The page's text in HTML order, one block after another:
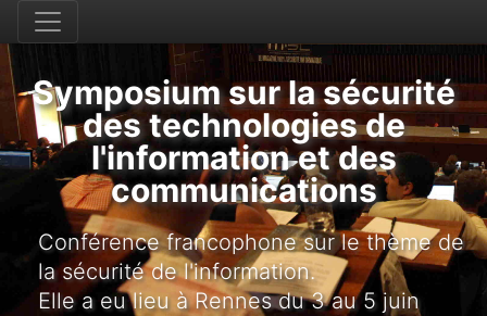
Symposium sur la sécurité
des technologies de
l'information et des
communications
Conférence francophone sur le thème de
la sécurité de l'information.
Elle a eu lieu à Rennes du 3 au 5 juin